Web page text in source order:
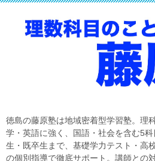
徳島の藤原塾は地域密着型学習塾。理
学・英語に強く、国語・社会を含む5
生・既卒生まで、基礎学力テスト・高
の個別指導で徹底サポート。講師との